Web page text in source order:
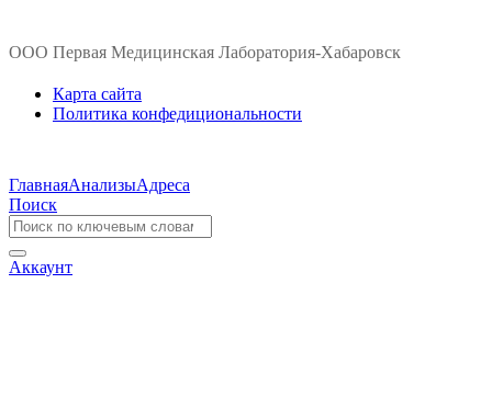
ООО Первая Медицинская Лаборатория-Хабаровск
Карта сайта
Политика конфедициональности
ГлавнаяАнализыАдреса
Поиск
Аккаунт